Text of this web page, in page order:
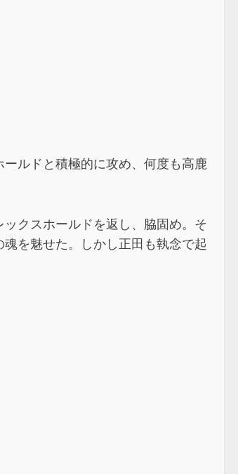
ルドと積極的に攻め、何度も高鹿
クスホールドを返し、脇固め。そ
を魅せた。しかし正田も執念で起